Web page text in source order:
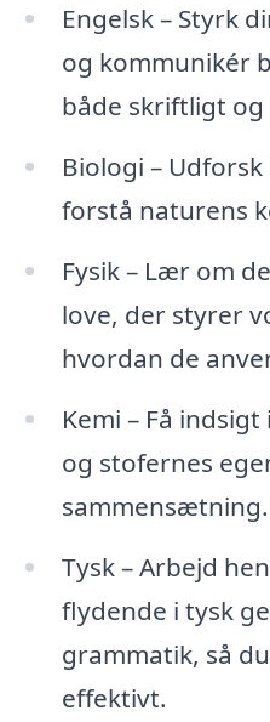
Engelsk – Styrk
og kommunikér
både skriftligt
Biologi –
forstå naturens
Fysik – Lær om
love, der styrer
hvordan de
Kemi – Få
og stofernes
sammensætning.
Tysk – Arbejd
flydende i tysk
grammatik, så
effektivt.